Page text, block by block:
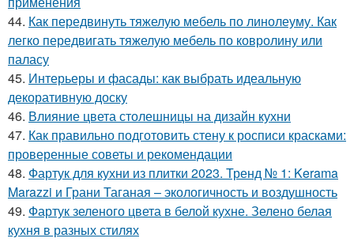
44. Как передвинуть тяжелую мебель по линолеуму. Как
легко передвигать тяжелую мебель по ковролину или
паласу
45. Интерьеры и фасады: как выбрать идеальную
декоративную доску
46. Влияние цвета столешницы на дизайн кухни
47. Как правильно подготовить стену к росписи красками:
проверенные советы и рекомендации
48. Фартук для кухни из плитки 2023. Тренд № 1: Kerama
Marazzi и Грани Таганая – экологичность и воздушность
49. Фартук зеленого цвета в белой кухне. Зелено белая
кухня в разных стилях